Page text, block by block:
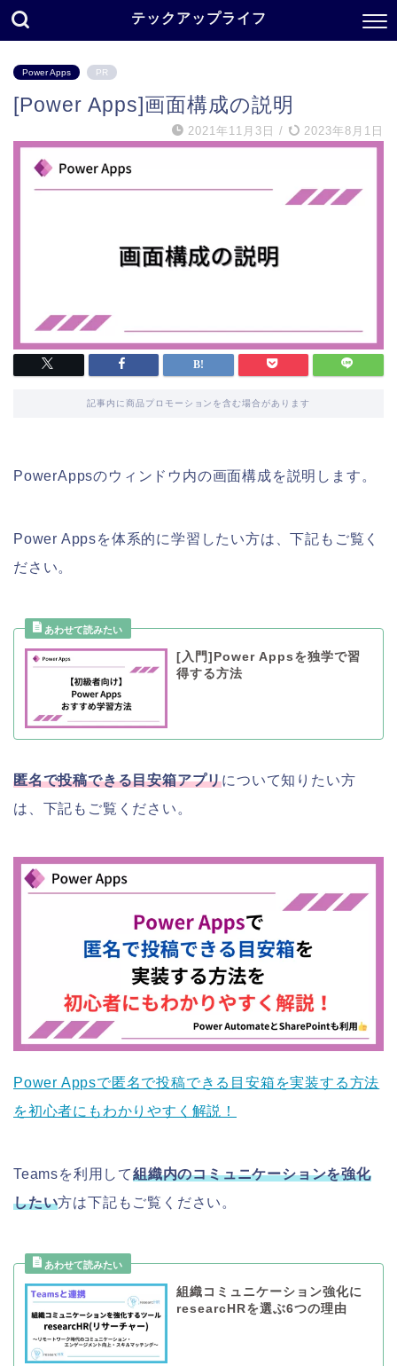
テックアップライフ
Power Apps PR
[Power Apps]画面構成の説明
2021年11月3日 / 2023年8月1日
記事内に商品プロモーションを含む場合があります
PowerAppsのウィンドウ内の画面構成を説明します。
Power Appsを体系的に学習したい方は、下記もご覧く
ださい。
[入門]Power Appsを独学で習
得する方法
匿名で投稿できる目安箱アプリについて知りたい方
は、下記もご覧ください。
Power Appsで匿名で投稿できる目安箱を実装する方法
を初心者にもわかりやすく解説！
Teamsを利用して組織内のコミュニケーションを強化
したい方は下記もご覧ください。
組織コミュニケーション強化に
researcHRを選ぶ6つの理由